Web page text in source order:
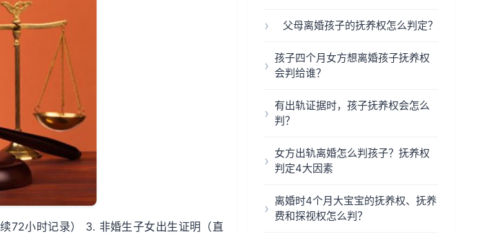
72小时记录） 3. 非婚生子女出生证明（直
父母离婚孩子的抚养权怎么判定？
孩子四个月女方想离婚孩子抚养权
会判给谁？
有出轨证据时，孩子抚养权会怎么
判？
女方出轨离婚怎么判孩子？抚养权
判定4大因素
离婚时4个月大宝宝的抚养权、抚养
费和探视权怎么判？